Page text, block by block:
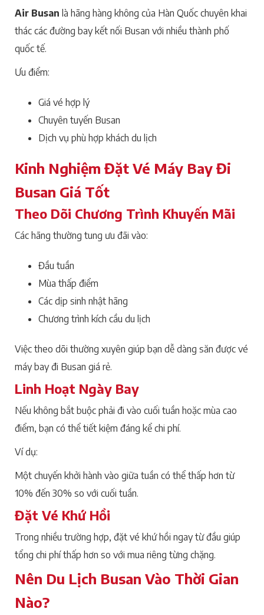
Air Busan là hãng hàng không của Hàn Quốc chuyên khai
thác các đường bay kết nối Busan với nhiều thành phố
quốc tế.
Ưu điểm:
Giá vé hợp lý
Chuyên tuyến Busan
Dịch vụ phù hợp khách du lịch
Kinh Nghiệm Đặt Vé Máy Bay Đi
Busan Giá Tốt
Theo Dõi Chương Trình Khuyến Mãi
Các hãng thường tung ưu đãi vào:
Đầu tuần
Mùa thấp điểm
Các dịp sinh nhật hãng
Chương trình kích cầu du lịch
Việc theo dõi thường xuyên giúp bạn dễ dàng săn được vé
máy bay đi Busan giá rẻ.
Linh Hoạt Ngày Bay
Nếu không bắt buộc phải đi vào cuối tuần hoặc mùa cao
điểm, bạn có thể tiết kiệm đáng kể chi phí.
Ví dụ:
Một chuyến khởi hành vào giữa tuần có thể thấp hơn từ
10% đến 30% so với cuối tuần.
Đặt Vé Khứ Hồi
Trong nhiều trường hợp, đặt vé khứ hồi ngay từ đầu giúp
tổng chi phí thấp hơn so với mua riêng từng chặng.
Nên Du Lịch Busan Vào Thời Gian
Nào?